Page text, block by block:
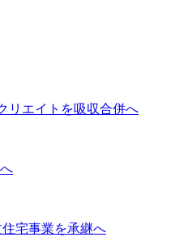
リエイトを吸収合併へ
宅事業を承継へ